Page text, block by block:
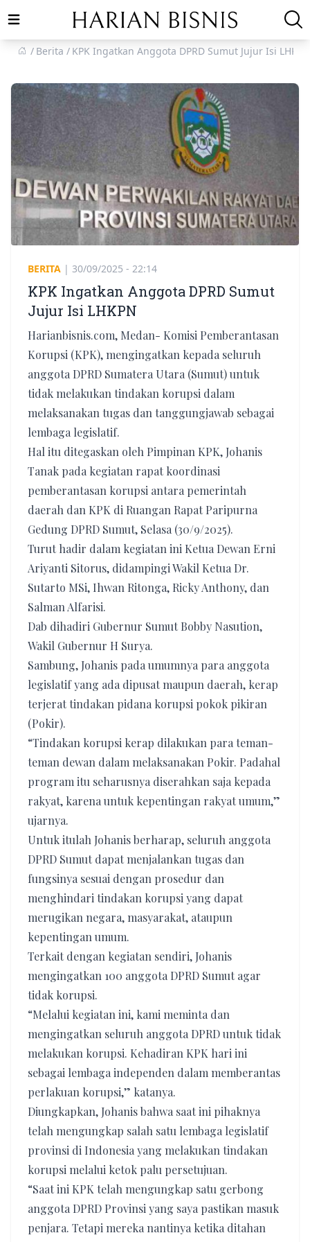
Open main menu
Berita
KPK Ingatkan Anggota DPRD Sumut Jujur Isi LHKPN
BERITA | 30/09/2025 - 22:14
KPK Ingatkan Anggota DPRD Sumut
Jujur Isi LHKPN
Harianbisnis.com, Medan- Komisi Pemberantasan
Korupsi (KPK), mengingatkan kepada seluruh
anggota DPRD Sumatera Utara (Sumut) untuk
tidak melakukan tindakan korupsi dalam
melaksanakan tugas dan tanggungjawab sebagai
lembaga legislatif.
Hal itu ditegaskan oleh Pimpinan KPK, Johanis
Tanak pada kegiatan rapat koordinasi
pemberantasan korupsi antara pemerintah
daerah dan KPK di Ruangan Rapat Paripurna
Gedung DPRD Sumut, Selasa (30/9/2025).
Turut hadir dalam kegiatan ini Ketua Dewan Erni
Ariyanti Sitorus, didampingi Wakil Ketua Dr.
Sutarto MSi, Ihwan Ritonga, Ricky Anthony, dan
Salman Alfarisi.
Dab dihadiri Gubernur Sumut Bobby Nasution,
Wakil Gubernur H Surya.
Sambung, Johanis pada umumnya para anggota
legislatif yang ada dipusat maupun daerah, kerap
terjerat tindakan pidana korupsi pokok pikiran
(Pokir).
“Tindakan korupsi kerap dilakukan para teman-
teman dewan dalam melaksanakan Pokir. Padahal
program itu seharusnya diserahkan saja kepada
rakyat, karena untuk kepentingan rakyat umum,”
ujarnya.
Untuk itulah Johanis berharap, seluruh anggota
DPRD Sumut dapat menjalankan tugas dan
fungsinya sesuai dengan prosedur dan
menghindari tindakan korupsi yang dapat
merugikan negara, masyarakat, ataupun
kepentingan umum.
Terkait dengan kegiatan sendiri, Johanis
mengingatkan 100 anggota DPRD Sumut agar
tidak korupsi.
“Melalui kegiatan ini, kami meminta dan
mengingatkan seluruh anggota DPRD untuk tidak
melakukan korupsi. Kehadiran KPK hari ini
sebagai lembaga independen dalam memberantas
perlakuan korupsi,” katanya.
Diungkapkan, Johanis bahwa saat ini pihaknya
telah mengungkap salah satu lembaga legislatif
provinsi di Indonesia yang melakukan tindakan
korupsi melalui ketok palu persetujuan.
“Saat ini KPK telah mengungkap satu gerbong
anggota DPRD Provinsi yang saya pastikan masuk
penjara. Tetapi mereka nantinya ketika ditahan